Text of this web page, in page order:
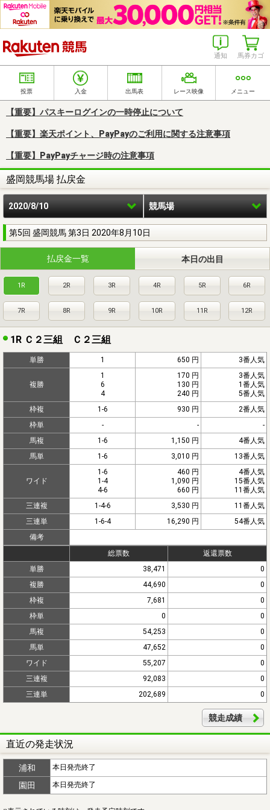
馬券カゴ
通知
投票 入金 出馬表 レース映像 メニュー
【重要】パスキーログインの一時停止について
【重要】楽天ポイント、PayPayのご利用に関する注意事項
【重要】PayPayチャージ時の注意事項
盛岡競馬場 払戻金
2020/8/10 競馬場
第5回 盛岡競馬 第3日 2020年8月10日
払戻金一覧 本日の出目
1R 2R 3R 4R 5R 6R
7R 8R 9R 10R 11R 12R
1R Ｃ２三組 Ｃ２三組
単勝 1 650 円 3番人気
複勝
1
6
4
170 円
130 円
240 円
3番人気
1番人気
5番人気
枠複
1-6 930 円
2番人気
枠単
- -
-
馬複
1-6 1,150 円
4番人気
馬単
1-6 3,010 円 13番人気
ワイド
1-6
1-4
4-6
460 円
1,090 円
660 円
4番人気
15番人気
11番人気
三連複
1-4-6 3,530 円
11番人気
三連単
1-6-4 16,290 円
54番人気
備考
総票数
返還票数
単勝
38,471
0
複勝
44,690
0
枠複
7,681
0
枠単
0
0
馬複
54,253
0
馬単
47,652
0
ワイド
55,207
0
三連複
92,083
0
三連単
202,689 0
競走成績
直近の発走状況
浦和 本日発売終了
園田 本日発売終了